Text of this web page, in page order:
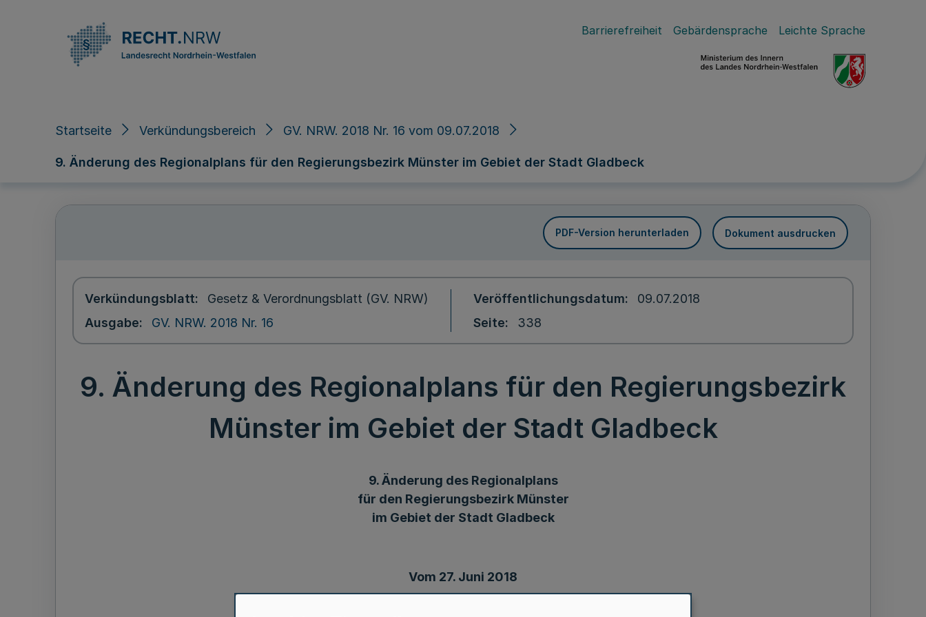
Barrierefreiheit Gebärdensprache Leichte Sprache
Startseite Verkündungsbereich GV. NRW. 2018 Nr. 16 vom 09.07.2018
9. Änderung des Regionalplans für den Regierungsbezirk Münster im Gebiet der Stadt Gladbeck
PDF-Version herunterladen Dokument ausdrucken
Verkündungsblatt
Gesetz & Verordnungsblatt (GV. NRW)
Ausgabe
GV. NRW. 2018 Nr. 16
Veröffentlichungsdatum
09.07.2018
Seite
338
9. Änderung des Regionalplans für den Regierungsbezirk
Münster im Gebiet der Stadt Gladbeck
9. Änderung des Regionalplans
für den Regierungsbezirk Münster
im Gebiet der Stadt Gladbeck
Vom 27. Juni 2018